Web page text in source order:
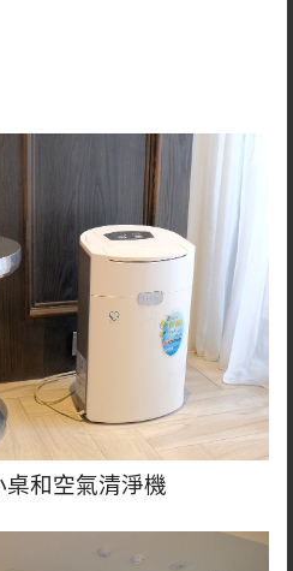
和空氣清淨機